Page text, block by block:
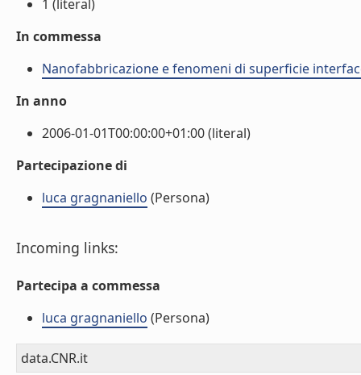
1 (literal)
In commessa
Nanofabbricazione e fenomeni di superficie
In anno
2006-01-01T00:00:00+01:00 (literal)
Partecipazione di
luca gragnaniello (Persona)
Incoming links:
Partecipa a commessa
luca gragnaniello (Persona)
data.CNR.it